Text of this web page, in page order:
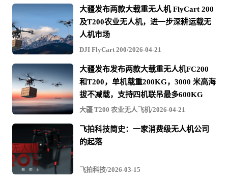
大疆发布两款大载重无人机 FlyCart 200
及T200农业无人机，进一步深耕运载无
人机市场
DJI FlyCart 200/2026-04-21
大疆发布发布两款大载重无人机FC200
和T200，单机载重200KG，3000 米高海
拔不减载，支持四机联吊最多600KG
大疆 T200 农业无人飞机/2026-04-21
飞拍科技简史：一家消费级无人机公司
的起落
飞拍科技/2026-03-15